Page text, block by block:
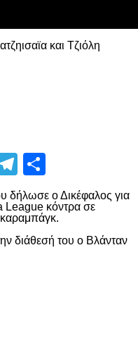
και Τζιόλη
Telegram
δήλωσε ο Δικέφαλος για
League κόντρα σε
διάθεσή του ο Βλάνταν